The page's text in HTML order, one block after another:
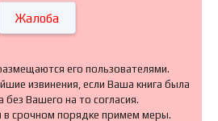
Жалоба
его пользователями.
извинения, если Ваша книга была
без Вашего на то согласия.
в срочном порядке примем меры.